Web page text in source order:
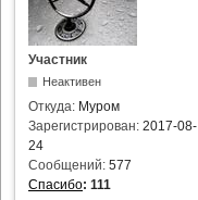
Участник
Неактивен
Откуда: Муром
Зарегистрирован: 2017-08-
24
Сообщений: 577
Спасибо: 111